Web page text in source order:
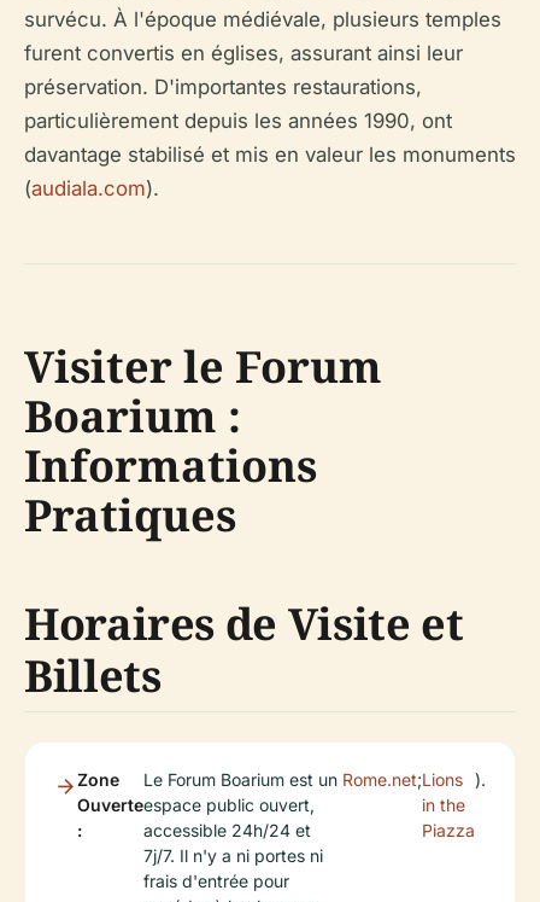
survécu. À l'époque médiévale, plusieurs temples
furent convertis en églises, assurant ainsi leur
préservation. D'importantes restaurations,
particulièrement depuis les années 1990, ont
davantage stabilisé et mis en valeur les monuments
(audiala.com).
Visiter le Forum
Boarium :
Informations
Pratiques
Horaires de Visite et
Billets
Zone
Ouverte
:
Le Forum Boarium est un
espace public ouvert,
accessible 24h/24 et
7j/7. Il n'y a ni portes ni
frais d'entrée pour
Rome.net;Lions
in the
Piazza
).